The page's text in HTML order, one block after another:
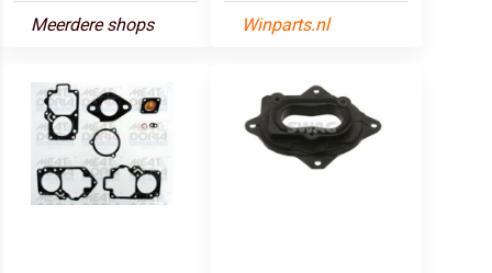
Meerdere shops Winparts.nl